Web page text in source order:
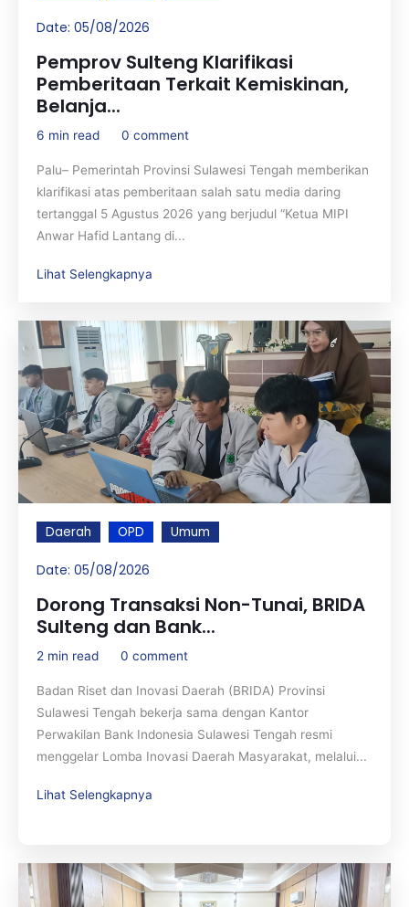
Date: 05/08/2026
Pemprov Sulteng Klarifikasi
Pemberitaan Terkait Kemiskinan,
Belanja...
6 min read 0 comment
Palu– Pemerintah Provinsi Sulawesi Tengah memberikan
klarifikasi atas pemberitaan salah satu media daring
tertanggal 5 Agustus 2026 yang berjudul “Ketua MIPI
Anwar Hafid Lantang di...
Lihat Selengkapnya
Daerah OPD Umum
Date: 05/08/2026
Dorong Transaksi Non-Tunai, BRIDA
Sulteng dan Bank...
2 min read 0 comment
Badan Riset dan Inovasi Daerah (BRIDA) Provinsi
Sulawesi Tengah bekerja sama dengan Kantor
Perwakilan Bank Indonesia Sulawesi Tengah resmi
menggelar Lomba Inovasi Daerah Masyarakat, melalui...
Lihat Selengkapnya